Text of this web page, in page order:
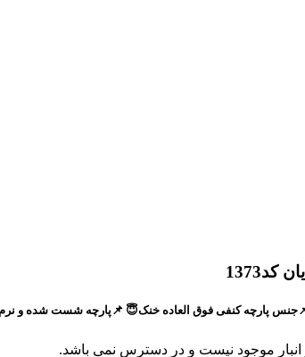
پارچه کنفی فوق العاده خنک😇 📌پارچه شست شده و نرم و
موجود نیست و در دسترس نمی باشد.